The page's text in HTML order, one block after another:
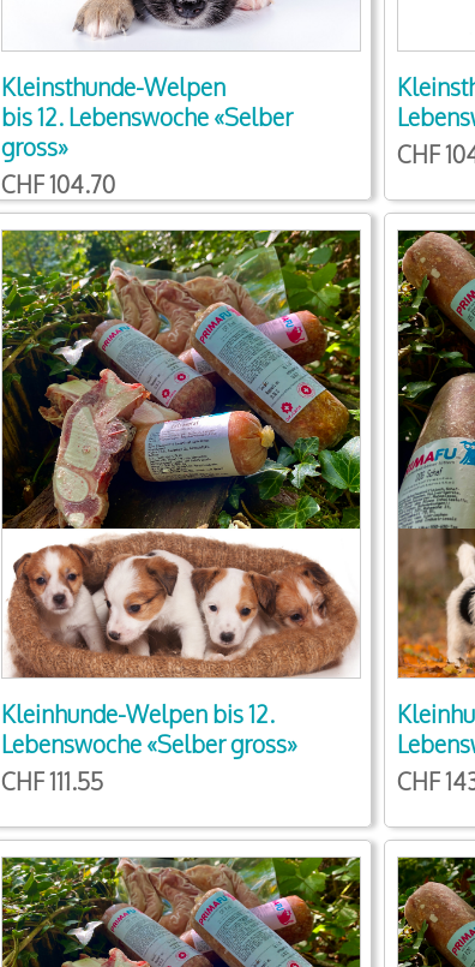
Kleinsthunde-Welpen
bis 12. Lebenswoche «Selber
gross»
CHF 104.70
CHF
Kleinhunde-Welpen bis 12.
Lebenswoche «Selber gross»
CHF 111.55
CHF